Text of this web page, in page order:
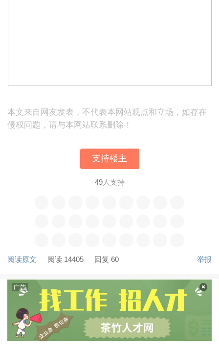
本文来自网友发表，不代表本网站观点和立场，如存在
侵权问题，请与本网站联系删除！
支持楼主
49人支持
阅读原文 阅读 14405 回复 60 举报